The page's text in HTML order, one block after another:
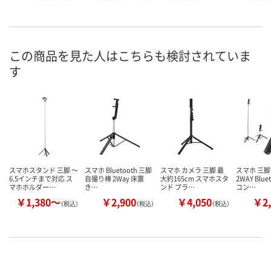
この商品を見た人はこちらも検討されていま
す
スマホスタンド 三脚 ～
6.5インチまで対応 ス
マホホルダー…
￥1,380～（税込）
スマホ Bluetooth 三脚
自撮り棒 2Way 床置
き…
￥2,900（税込）
スマホ カメラ 三脚 最
大約165cm スマホスタ
ンド ブラ…
￥4,050（税込）
スマホ 三
2WAY
コン…
￥